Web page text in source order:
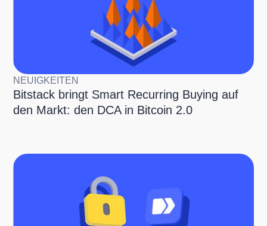
NEUIGKEITEN
Bitstack bringt Smart Recurring Buying auf
den Markt: den DCA in Bitcoin 2.0